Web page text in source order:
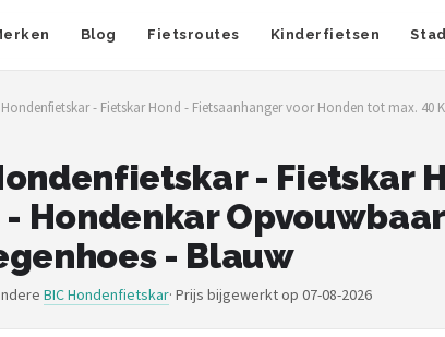
Blog Fietsroutes Kinderfietsen
Hondenfietskar - Fietskar Hond - Fietsaanhanger voor Honden tot max.
- Fietskar
- Hondenkar
- Blauw
BIC Hondenfietskar· Prijs bijgewerkt op 07-08-2026